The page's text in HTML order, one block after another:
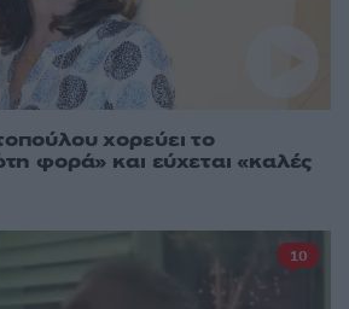
χορεύει το
φορά» και εύχεται «καλές
10